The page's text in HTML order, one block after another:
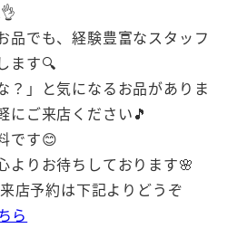
品でも、経験豊富なスタッフ
ます🔍
？」と気になるお品がありま
にご来店ください🎵
です😊
よりお待ちしております🌸
店予約は下記よりどうぞ
ら